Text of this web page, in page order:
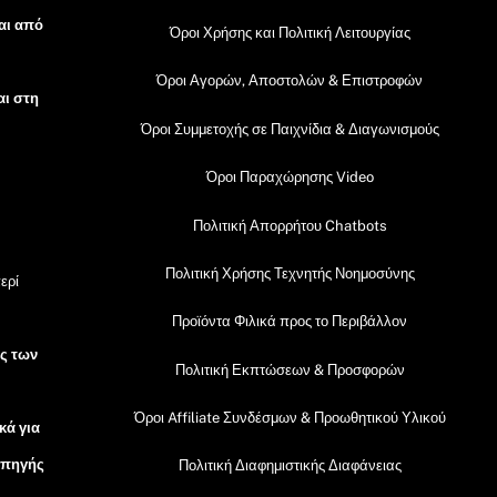
από
στη
των
για
Όροι Χρήσης και Πολιτική Λειτουργίας
Όροι Αγορών, Αποστολών & Επιστροφών
Όροι Συμμετοχής σε Παιχνίδια & Διαγωνισμούς
Όροι Παραχώρησης Video
Πολιτική Απορρήτου Chatbots
Πολιτική Χρήσης Τεχνητής Νοημοσύνης
Προϊόντα Φιλικά προς το Περιβάλλον
Πολιτική Εκπτώσεων & Προσφορών
Όροι Affiliate Συνδέσμων & Προωθητικού Υλικού
Πολιτική Διαφημιστικής Διαφάνειας